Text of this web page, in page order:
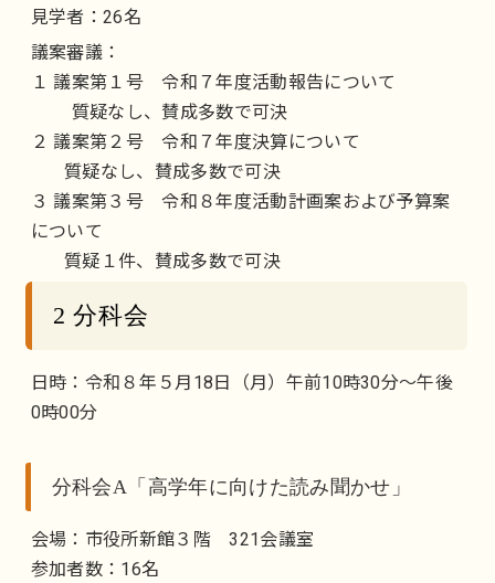
見学者：26名
議案審議：
１ 議案第１号 令和７年度活動報告について
質疑なし、賛成多数で可決
２ 議案第２号 令和７年度決算について
質疑なし、賛成多数で可決
３ 議案第３号 令和８年度活動計画案および予算案
について
質疑１件、賛成多数で可決
2 分科会
日時：令和８年５月18日（月）午前10時30分～午後
0時00分
分科会A「高学年に向けた読み聞かせ」
会場：市役所新館３階 321会議室
参加者数：16名